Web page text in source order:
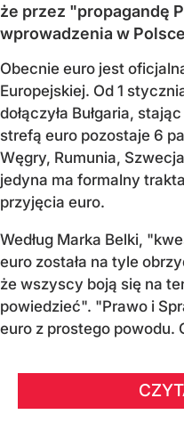
że przez "propagandę
wprowadzenia w
Obecnie euro jest
Europejskiej. Od 1
dołączyła Bułgaria,
strefą euro pozostaje 6
Węgry, Rumunia,
jedyna ma formalny
przyjęcia euro.
Według Marka Belki,
euro została na tyle
że wszyscy boją się na
powiedzieć". "Prawo i
euro z prostego powodu.